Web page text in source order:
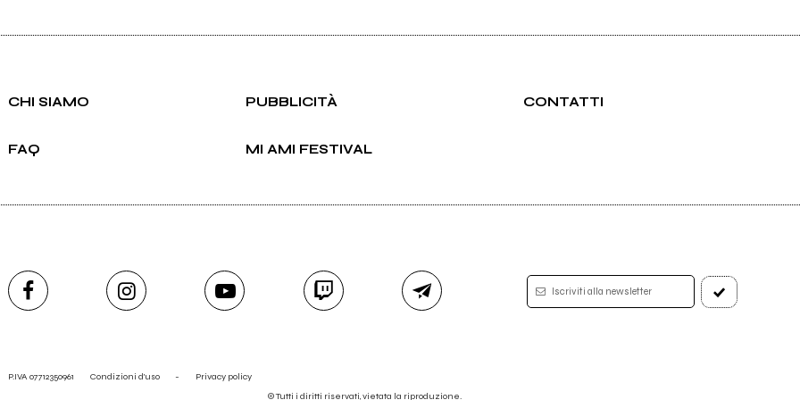
CHI SIAMO PUBBLICITÀ CONTATTI
FAQ MI AMI FESTIVAL
Iscriviti alla newsletter
P.IVA 07712350961 Condizioni d'uso -
Privacy policy
© Tutti i diritti riservati, vietata la riproduzione.